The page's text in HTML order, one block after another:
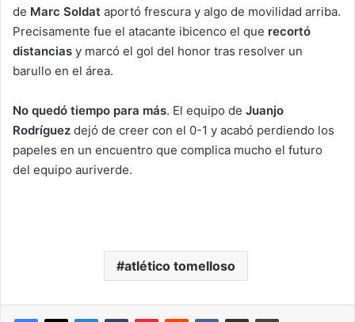
de Marc Soldat aportó frescura y algo de movilidad arriba.
Precisamente fue el atacante ibicenco el que recortó
distancias y marcó el gol del honor tras resolver un
barullo en el área.
No quedó tiempo para más. El equipo de Juanjo
Rodríguez dejó de creer con el 0-1 y acabó perdiendo los
papeles en un encuentro que complica mucho el futuro
del equipo auriverde.
atlético tomelloso